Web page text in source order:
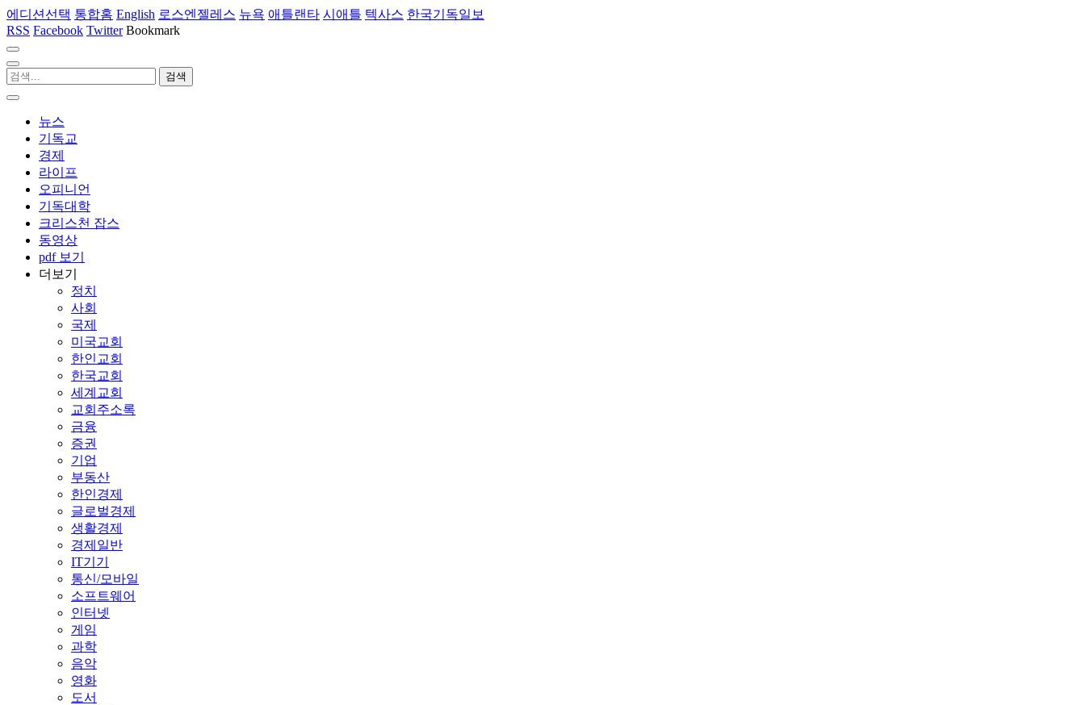
에디션선택 통합홈 English 로스엔젤레스 뉴욕 애틀랜타 시애틀 텍사스 한국기독일보
RSS Facebook Twitter Bookmark
뉴스
기독교
경제
라이프
오피니언
기독대학
크리스천 잡스
동영상
pdf 보기
더보기
정치
사회
국제
미국교회
한인교회
한국교회
세계교회
교회주소록
금융
증권
기업
부동산
한인경제
글로벌경제
생활경제
경제일반
IT기기
통신/모바일
소프트웨어
인터넷
게임
과학
음악
영화
도서